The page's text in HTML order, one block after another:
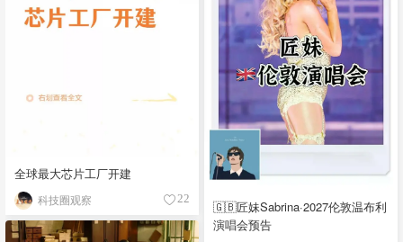
全球最大芯片工厂开建
科技圈观察 22
🇬🇧匠妹Sabrina·2027伦敦温布利
演唱会预告